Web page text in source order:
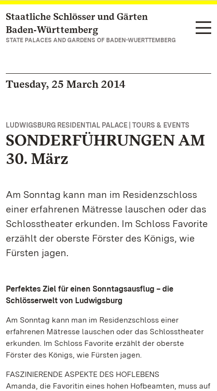
Navigate to main page
Staatliche Schlösser und Gärten
Baden‑Württemberg
STATE PALACES AND GARDENS OF BADEN-WUERTTEMBERG
Tuesday, 25 March 2014
LUDWIGSBURG RESIDENTIAL PALACE | TOURS & EVENTS
SONDERFÜHRUNGEN AM
30. März
Am Sonntag kann man im Residenzschloss
einer erfahrenen Mätresse lauschen oder das
Schlosstheater erkunden. Im Schloss Favorite
erzählt der oberste Förster des Königs, wie
Fürsten jagen.
Perfektes Ziel für einen Sonntagsausflug – die
Schlösserwelt von Ludwigsburg
Am Sonntag kann man im Residenzschloss einer
erfahrenen Mätresse lauschen oder das Schlosstheater
erkunden. Im Schloss Favorite erzählt der oberste
Förster des Königs, wie Fürsten jagen.
FASZINIERENDE ASPEKTE DES HOFLEBENS
Amanda, die Favoritin eines hohen Hofbeamten, muss auf